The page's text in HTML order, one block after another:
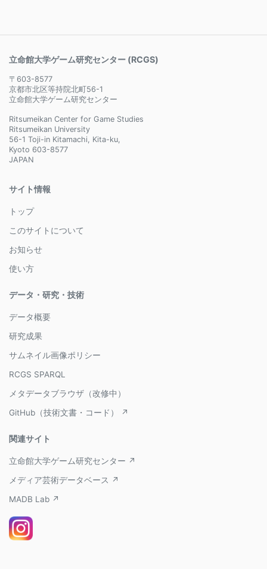
立命館大学ゲーム研究センター (RCGS)
〒603-8577
京都市北区等持院北町56-1
立命館大学ゲーム研究センター
Ritsumeikan Center for Game Studies
Ritsumeikan University
56-1 Toji-in Kitamachi, Kita-ku,
Kyoto 603-8577
JAPAN
サイト情報
トップ
このサイトについて
お知らせ
使い方
データ・研究・技術
データ概要
研究成果
サムネイル画像ポリシー
RCGS SPARQL
メタデータブラウザ（改修中）
GitHub（技術文書・コード） ↗
関連サイト
立命館大学ゲーム研究センター ↗
メディア芸術データベース ↗
MADB Lab ↗